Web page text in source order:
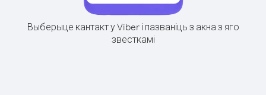
Выберыце кантакт у Viber і пазваніць з акна з яго
звесткамі